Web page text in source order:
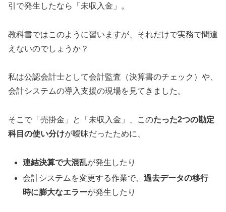
引で発生したなら「未収入金」。
教科書ではこのように習いますが、それだけで実務で間違
えないのでしょうか？
私は公認会計士として会計監査（決算書のチェック）や、
会計システムの導入支援の現場を見てきました。
そこで「売掛金」と「未収入金」、このたった2つの勘定
科目の使い分けが曖昧だったために、
連結決算で大混乱が発生したり
会計システムを変更する作業で、過去データの移行
時に膨大なエラーが発生したり